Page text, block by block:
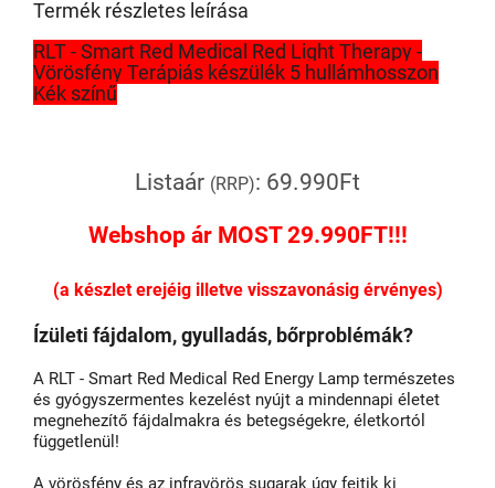
Termék részletes leírása
RLT - Smart Red Medical Red Light Therapy -
Vörösfény Terápiás készülék 5 hullámhosszon
Kék színű
Listaár (RRP): 69.990Ft
Webshop ár MOST 29.990FT!!!
(a készlet erejéig illetve visszavonásig érvényes)
Ízületi fájdalom, gyulladás, bőrproblémák?
A RLT - Smart Red Medical Red Energy Lamp természetes
és gyógyszermentes kezelést nyújt a mindennapi életet
megnehezítő fájdalmakra és betegségekre, életkortól
függetlenül!
A vörösfény és az infravörös sugarak úgy fejtik ki